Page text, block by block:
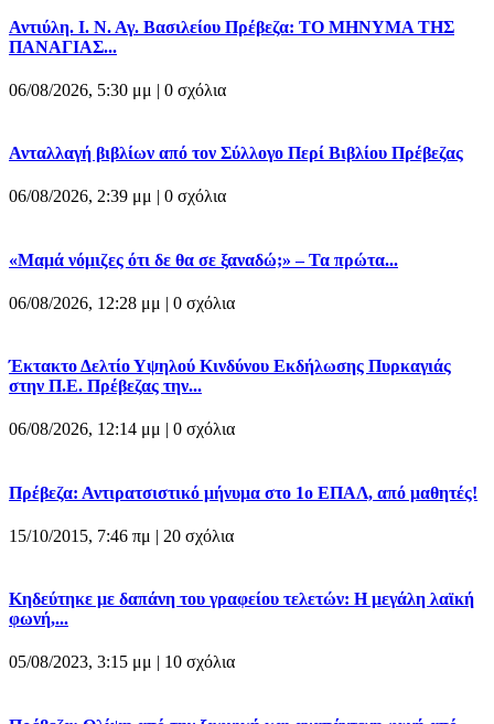
Αντιύλη. Ι. Ν. Αγ. Βασιλείου Πρέβεζα: ΤΟ ΜΗΝΥΜΑ ΤΗΣ
ΠΑΝΑΓΙΑΣ...
06/08/2026, 5:30 μμ | 0 σχόλια
Ανταλλαγή βιβλίων από τον Σύλλογο Περί Βιβλίου Πρέβεζας
06/08/2026, 2:39 μμ | 0 σχόλια
«Μαμά νόμιζες ότι δε θα σε ξαναδώ;» – Τα πρώτα...
06/08/2026, 12:28 μμ | 0 σχόλια
Έκτακτο Δελτίο Υψηλού Κινδύνου Εκδήλωσης Πυρκαγιάς
στην Π.Ε. Πρέβεζας την...
06/08/2026, 12:14 μμ | 0 σχόλια
Πρέβεζα: Αντιρατσιστικό μήνυμα στο 1ο ΕΠΑΛ, από μαθητές!
15/10/2015, 7:46 πμ | 20 σχόλια
Κηδεύτηκε με δαπάνη του γραφείου τελετών: Η μεγάλη λαϊκή
φωνή,...
05/08/2023, 3:15 μμ | 10 σχόλια